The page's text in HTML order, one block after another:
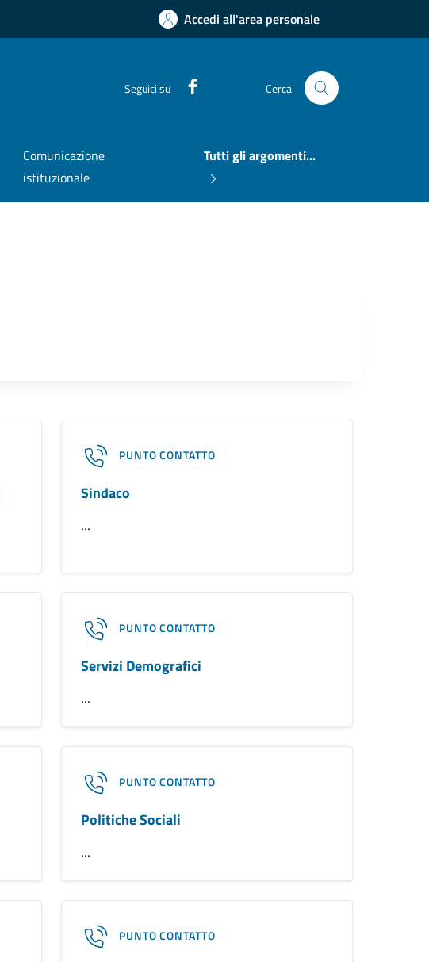
Accedi all'area personale
Seguici su Cerca
Comunicazione
istituzionale
Tutti gli argomenti...
PUNTO CONTATTO
Sindaco
...
PUNTO CONTATTO
Servizi Demografici
...
PUNTO CONTATTO
Politiche Sociali
...
PUNTO CONTATTO